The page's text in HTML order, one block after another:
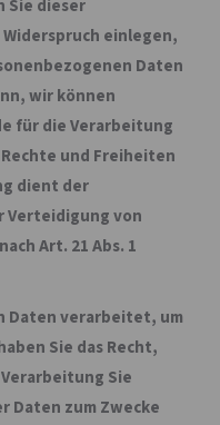
Sie dieser
einlegen,
Daten
wir können
für die Verarbeitung
und Freiheiten
dient der
Verteidigung von
Art. 21 Abs. 1
Daten verarbeitet, um
Sie das Recht,
Sie
Daten zum Zwecke